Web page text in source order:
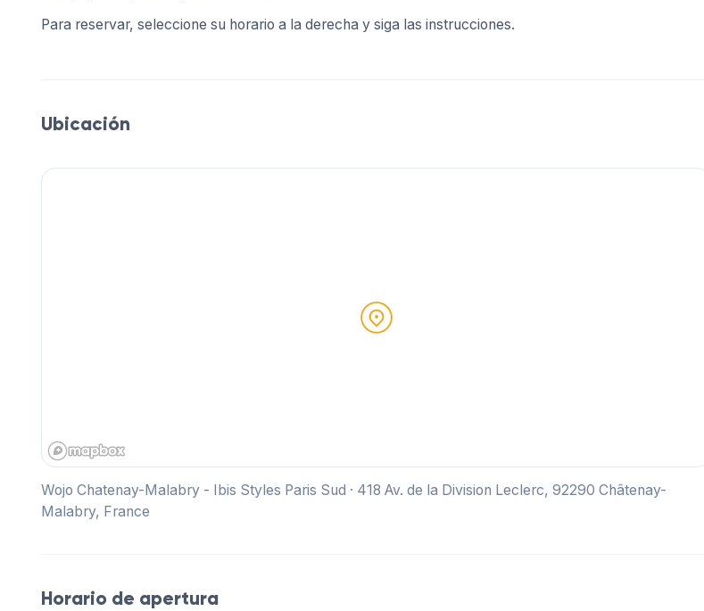
Para reservar, seleccione su horario a la derecha y siga las instrucciones.
Ubicación
Wojo Chatenay-Malabry - Ibis Styles Paris Sud · 418 Av. de la Division Leclerc, 92290 Châtenay-
Malabry, France
Horario de apertura